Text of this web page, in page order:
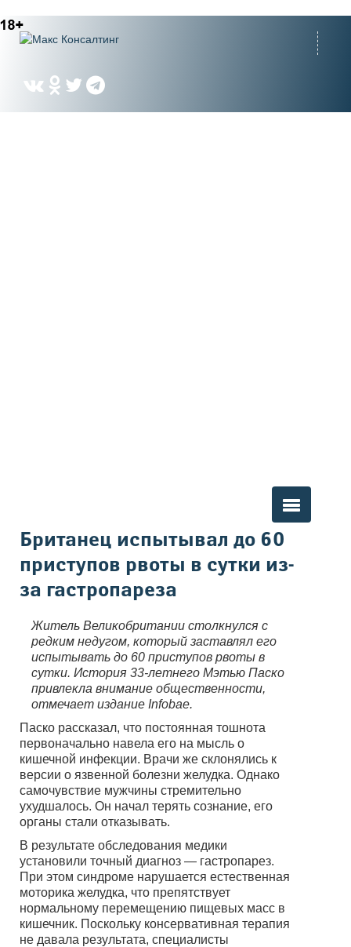
Вы здесь
Британец испытывал до 60
приступов рвоты в сутки из-
за гастропареза
Житель Великобритании столкнулся с
редким недугом, который заставлял его
испытывать до 60 приступов рвоты в
сутки. История 33-летнего Мэтью Паско
привлекла внимание общественности,
отмечает издание Infobae.
Паско рассказал, что постоянная тошнота
первоначально навела его на мысль о
кишечной инфекции. Врачи же склонялись к
версии о язвенной болезни желудка. Однако
самочувствие мужчины стремительно
ухудшалось. Он начал терять сознание, его
органы стали отказывать.
В результате обследования медики
установили точный диагноз — гастропарез.
При этом синдроме нарушается естественная
моторика желудка, что препятствует
нормальному перемещению пищевых масс в
кишечник. Поскольку консервативная терапия
не давала результата, специалисты